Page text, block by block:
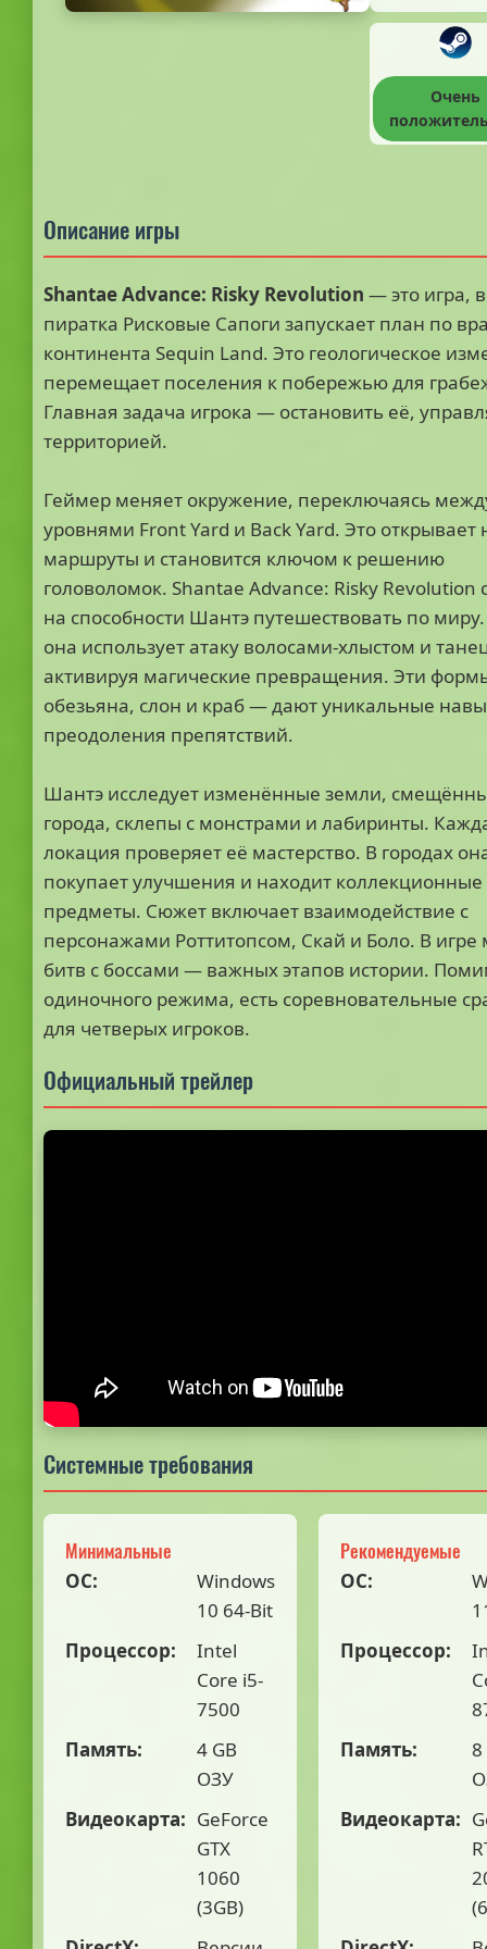
Очень
Описание игры
Shantae Advance: Risky Revolution — это игра,
пиратка Рисковые Сапоги запускает план по
континента Sequin Land. Это геологическое
перемещает поселения к побережью для
Главная задача игрока — остановить её,
территорией.
Геймер меняет окружение, переключаясь
уровнями Front Yard и Back Yard. Это открывает
маршруты и становится ключом к решению
головоломок. Shantae Advance: Risky Revolution
на способности Шантэ путешествовать по
она использует атаку волосами-хлыстом и
активируя магические превращения. Эти
обезьяна, слон и краб — дают уникальные
преодоления препятствий.
Шантэ исследует изменённые земли,
города, склепы с монстрами и лабиринты.
локация проверяет её мастерство. В городах
покупает улучшения и находит коллекционные
предметы. Сюжет включает взаимодействие с
персонажами Роттитопсом, Скай и Боло. В игре
битв с боссами — важных этапов истории.
одиночного режима, есть соревновательные
для четверых игроков.
Официальный трейлер
Системные требования
Минимальные
ОС:
Windows
10 64-Bit
Процессор:
Intel
Core i5-
7500
Память:
4 GB
ОЗУ
Видеокарта: GeForce
GTX
1060
(3GB)
Рекомендуемые
ОС:
Процессор:
Память:
8
Видеокарта: